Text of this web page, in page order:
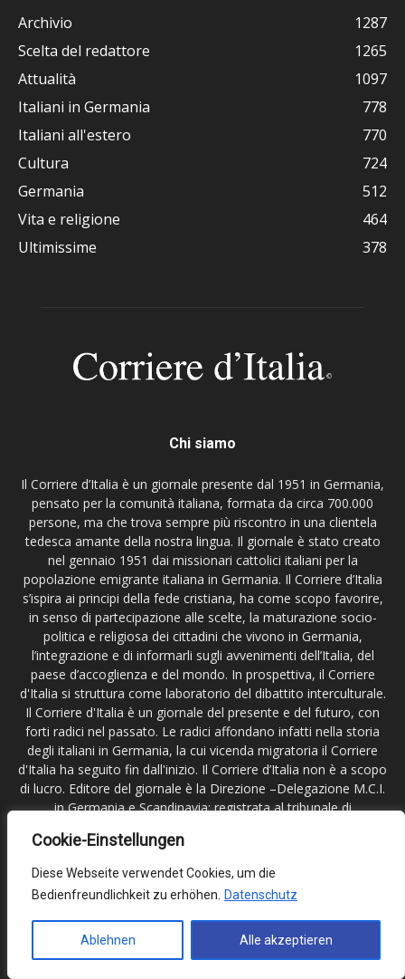
Cookie-Einstellungen
Diese Webseite verwendet Cookies, um die
Bedienfreundlichkeit zu erhöhen.
Datenschutz
Ablehnen Alle akzeptieren
Archivio
1287
Scelta del redattore
1265
Attualità
1097
Italiani in Germania
778
Italiani all'estero
770
Cultura
724
Germania
512
Vita e religione
464
Ultimissime
378
Chi siamo
Il Corriere d’Italia è un giornale presente dal 1951 in Germania,
pensato per la comunità italiana, formata da circa 700.000
persone, ma che trova sempre più riscontro in una clientela
tedesca amante della nostra lingua. Il giornale è stato creato
nel gennaio 1951 dai missionari cattolici italiani per la
popolazione emigrante italiana in Germania. Il Corriere d’Italia
s’ispira ai principi della fede cristiana, ha come scopo favorire,
in senso di partecipazione alle scelte, la maturazione socio-
politica e religiosa dei cittadini che vivono in Germania,
l’integrazione e di informarli sugli avvenimenti dell’Italia, del
paese d’accoglienza e del mondo. In prospettiva, il Corriere
d'Italia si struttura come laboratorio del dibattito interculturale.
Il Corriere d'Italia è un giornale del presente e del futuro, con
forti radici nel passato. Le radici affondano infatti nella storia
degli italiani in Germania, la cui vicenda migratoria il Corriere
d'Italia ha seguito fin dall'inizio. Il Corriere d’Italia non è a scopo
di lucro. Editore del giornale è la Direzione –Delegazione M.C.I.
in Germania e Scandinavia; registrata al tribunale di
Contattaci: redazione@corritalia.de